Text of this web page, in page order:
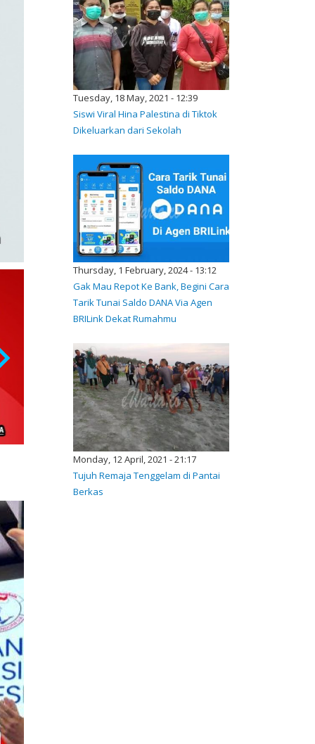
Tuesday, 18 May, 2021 - 12:39
Siswi Viral Hina Palestina di Tiktok
Dikeluarkan dari Sekolah
Thursday, 1 February, 2024 - 13:12
Gak Mau Repot Ke Bank, Begini Cara
Tarik Tunai Saldo DANA Via Agen
BRILink Dekat Rumahmu
Monday, 12 April, 2021 - 21:17
Tujuh Remaja Tenggelam di Pantai
Berkas